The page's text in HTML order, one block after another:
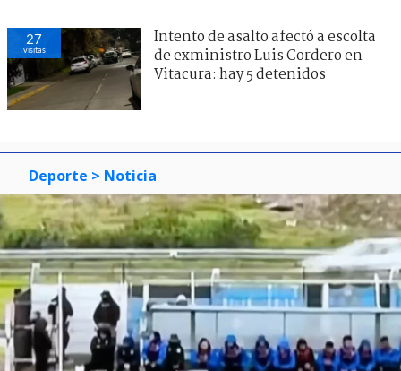
27
visitas
Intento de asalto afectó a escolta
de exministro Luis Cordero en
Vitacura: hay 5 detenidos
Deporte > Noticia